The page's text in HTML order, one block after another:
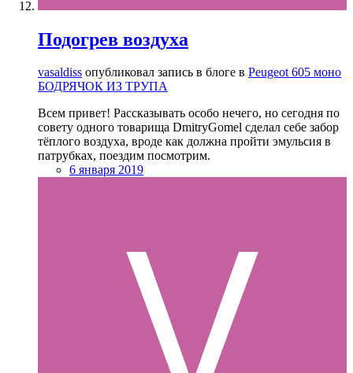
Подогрев воздуха
vasaldiss опубликовал запись в блоге в Peugeot 605 моно
БОДРЯЧОК ИЗ ТРУПА
Всем привет! Рассказывать особо нечего, но сегодня по
совету одного товарища DmitryGomel сделал себе забор
тёплого воздуха, вроде как должна пройти эмульсия в
патрубках, поездим посмотрим.
6 января 2019